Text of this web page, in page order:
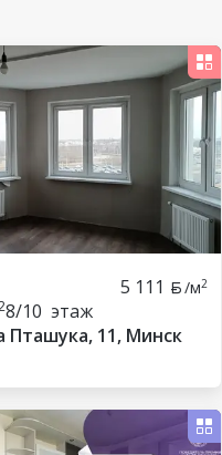
5 111 /м2
8/10 этаж
Пташука, 11, Минск